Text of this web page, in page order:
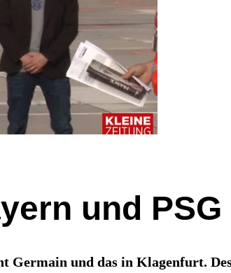
und
Germain und das in Klagenfurt.